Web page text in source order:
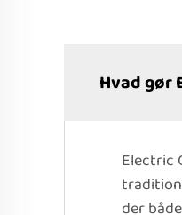
Hvad gør
Electric
der